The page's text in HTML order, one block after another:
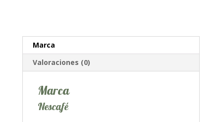
Marca
Valoraciones (0)
Marca
Nescafé